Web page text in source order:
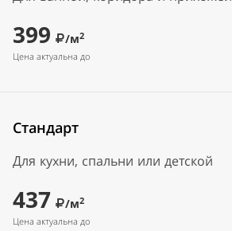
399 /м2
Цена актуальна до
Стандарт
Для кухни, спальни или детской
437 /м2
Цена актуальна до